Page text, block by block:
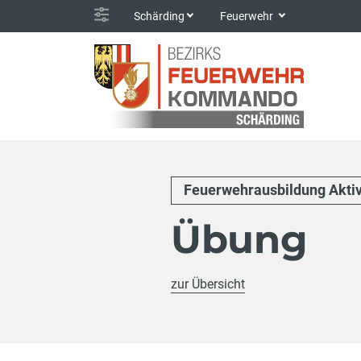
Schärding Feuerwehr
Feuerwehrausbildung
Übung
zur Übersicht